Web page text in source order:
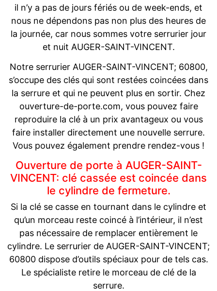
il n’y a pas de jours fériés ou de week-ends, et
nous ne dépendons pas non plus des heures de
la journée, car nous sommes votre serrurier jour
et nuit AUGER-SAINT-VINCENT.
Notre serrurier AUGER-SAINT-VINCENT; 60800,
s’occupe des clés qui sont restées coincées dans
la serrure et qui ne peuvent plus en sortir. Chez
ouverture-de-porte.com, vous pouvez faire
reproduire la clé à un prix avantageux ou vous
faire installer directement une nouvelle serrure.
Vous pouvez également prendre rendez-vous !
Ouverture de porte à AUGER-SAINT-
VINCENT: clé cassée est coincée dans
le cylindre de fermeture.
Si la clé se casse en tournant dans le cylindre et
qu’un morceau reste coincé à l’intérieur, il n’est
pas nécessaire de remplacer entièrement le
cylindre. Le serrurier de AUGER-SAINT-VINCENT;
60800 dispose d’outils spéciaux pour de tels cas.
Le spécialiste retire le morceau de clé de la
serrure.